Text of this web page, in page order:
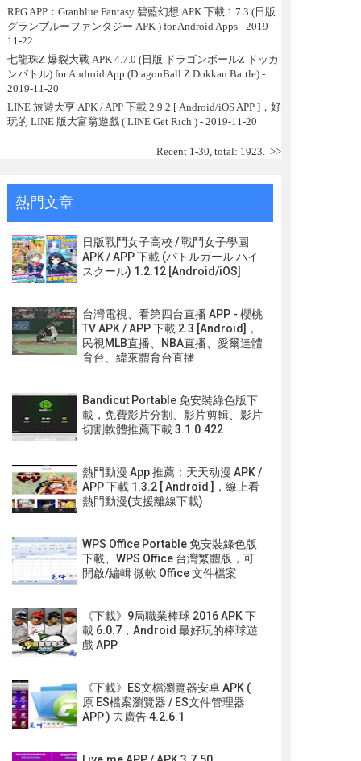
RPG APP：Granblue Fantasy 碧藍幻想 APK 下載 1.7.3 (日版
グランブルーファンタジー APK ) for Android Apps - 2019-
11-22
七龍珠Z 爆裂大戰 APK 4.7.0 (日版 ドラゴンボールZ ドッカ
ンバトル) for Android App (DragonBall Z Dokkan Battle)-
2019-11-20
LINE 旅遊大亨 APK / APP 下載 2.9.2 [ Android/iOS APP ]，好
玩的 LINE 版大富翁遊戲 ( LINE Get Rich )- 2019-11-20
Recent 1-30, total: 1923. >>
熱門文章
日版戰鬥女子高校 / 戰鬥女子學園
APK / APP 下載 (バトルガール ハイ
スクール) 1.2.12 [Android/iOS]
台灣電視、看第四台直播 APP - 櫻桃
TV APK / APP 下載 2.3 [Android]，
民視MLB直播、NBA直播、愛爾達體
育台、緯來體育台直播
Bandicut Portable 免安裝綠色版下
載，免費影片分割、影片剪輯、影片
切割軟體推薦下載 3.1.0.422
熱門動漫 App 推薦：天天动漫 APK /
APP 下載 1.3.2 [ Android ]，線上看
熱門動漫(支援離線下載)
WPS Office Portable 免安裝綠色版
下載、WPS Office 台灣繁體版，可
開啟/編輯 微軟 Office 文件檔案
《下載》9局職業棒球 2016 APK 下
載 6.0.7，Android 最好玩的棒球遊
戲 APP
《下載》ES文檔瀏覽器安卓 APK (
原 ES檔案瀏覽器 / ES文件管理器
APP ) 去廣告 4.2.6.1